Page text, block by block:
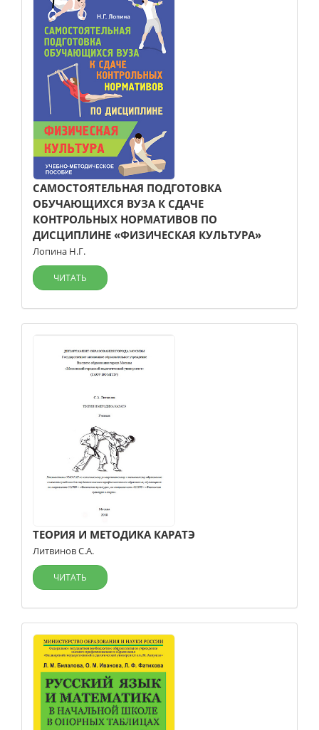
САМОСТОЯТЕЛЬНАЯ ПОДГОТОВКА
ОБУЧАЮЩИХСЯ ВУЗА К СДАЧЕ
КОНТРОЛЬНЫХ НОРМАТИВОВ ПО
ДИСЦИПЛИНЕ «ФИЗИЧЕСКАЯ КУЛЬТУРА»
Лопина Н.Г.
ЧИТАТЬ
ТЕОРИЯ И МЕТОДИКА КАРАТЭ
Литвинов С.А.
ЧИТАТЬ